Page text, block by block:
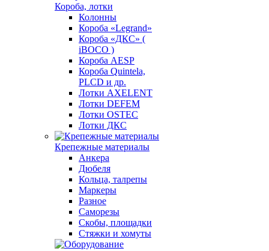
Короба, лотки
Колонны
Короба «Legrand»
Короба «ДКС» (
iBOCO )
Короба AESP
Короба Quintela,
PLCD и др.
Лотки AXELENT
Лотки DEFEM
Лотки OSTEC
Лотки ДКС
Крепежные материалы
Анкера
Дюбеля
Кольца, талрепы
Маркеры
Разное
Саморезы
Скобы, площадки
Стяжки и хомуты